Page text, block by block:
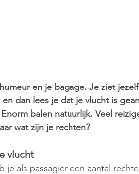
en je bagage. Je ziet
dan lees je dat je vlucht is
balen natuurlijk. Veel
wat zijn je rechten?
vlucht
je als passagier een aantal